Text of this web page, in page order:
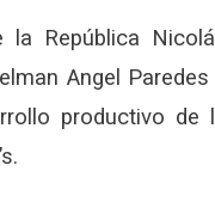
la República
Angel Paredes
productivo de